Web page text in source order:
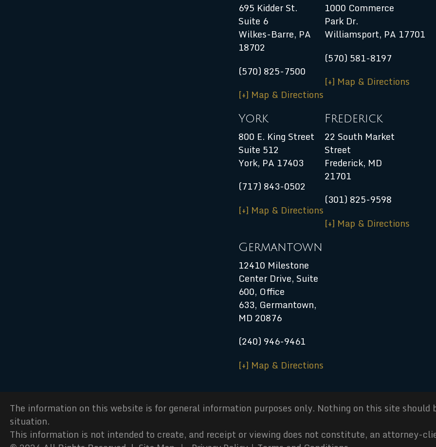
695 Kidder St.
Suite 6
Wilkes-Barre, PA
18702
(570) 825-7500
[+] Map & Directions
1000 Commerce
Park Dr.
Williamsport, PA 17701
(570) 581-8197
[+] Map & Directions
York
800 E. King Street
Suite 512
York, PA 17403
(717) 843-0502
[+] Map & Directions
Frederick
22 South Market
Street
Frederick, MD
21701
(301) 825-9598
[+] Map & Directions
Germantown
12410 Milestone
Center Drive, Suite
600, Office
633, Germantown,
MD 20876
(240) 946-9461
[+] Map & Directions
The information on this website is for general information purposes only. Nothing on this site should
situation.
This information is not intended to create, and receipt or viewing does not constitute, an attorney-